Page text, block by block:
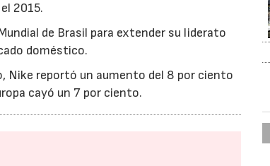
2015.
de Brasil para extender su liderato
doméstico.
Nike reportó un aumento del 8 por ciento
cayó un 7 por ciento.